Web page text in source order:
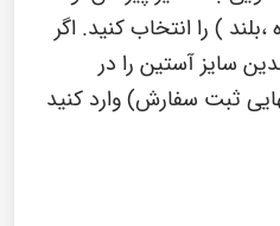
) را انتخاب کنید. اگر
سایز آستین را در
ثبت سفارش) وارد کنید